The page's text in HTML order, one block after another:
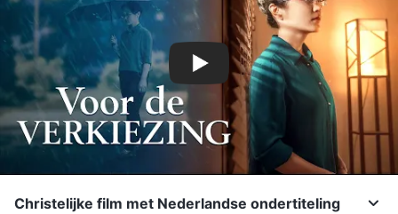
Christelijke film met Nederlandse ondertiteling